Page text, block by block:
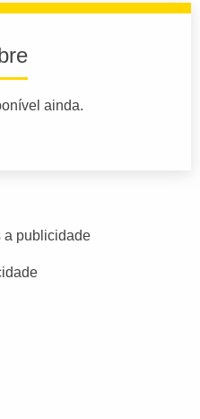
ainda.
a publicidade